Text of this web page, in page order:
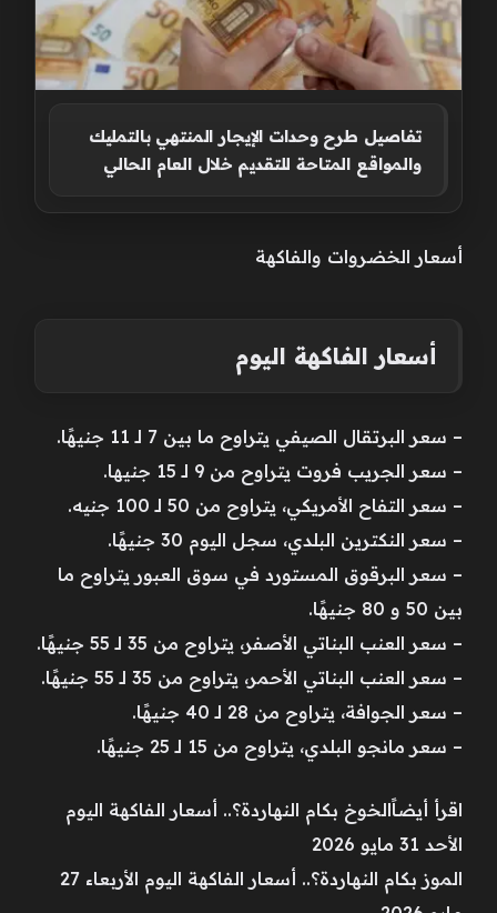
تفاصيل طرح وحدات الإيجار المنتهي بالتمليك
والمواقع المتاحة للتقديم خلال العام الحالي
أسعار الخضروات والفاكهة
أسعار الفاكهة اليوم
– سعر البرتقال الصيفي يتراوح ما بين 7 لـ 11 جنيهًا.
– سعر الجريب فروت يتراوح من 9 لـ 15 جنيها.
– سعر التفاح الأمريكي، يتراوح من 50 لـ 100 جنيه.
– سعر النكترين البلدي، سجل اليوم 30 جنيهًا.
– سعر البرقوق المستورد في سوق العبور يتراوح ما
بين 50 و 80 جنيهًا.
– سعر العنب البناتي الأصفر، يتراوح من 35 لـ 55 جنيهًا.
– سعر العنب البناتي الأحمر، يتراوح من 35 لـ 55 جنيهًا.
– سعر الجوافة، يتراوح من 28 لـ 40 جنيهًا.
– سعر مانجو البلدي، يتراوح من 15 لـ 25 جنيهًا.
اقرأ أيضاًالخوخ بكام النهاردة؟.. أسعار الفاكهة اليوم
الأحد 31 مايو 2026
الموز بكام النهاردة؟.. أسعار الفاكهة اليوم الأربعاء 27